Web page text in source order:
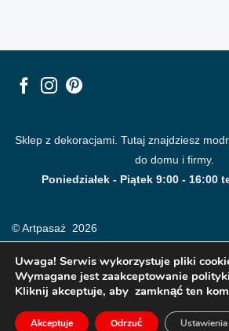
Sklep z dekoracjami. Tutaj znajdziesz
do domu i firmy.
Poniedziałek - Piątek 9:00 - 16:00
© Artpasaż 2026
Modne plakaty, obrazy, fototapety i
Uwaga! Serwis wykorzystuje pliki
Wymagane jest zaakceptowanie
Kliknij akceptuje, aby zamknąć ten
Akceptuje Odrzuć Ustawienia